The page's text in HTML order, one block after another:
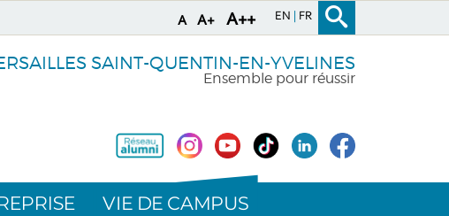
A A+ A++ EN FR
SAINT-QUENTIN-EN-YVELINES
Ensemble pour réussir
VIE DE CAMPUS